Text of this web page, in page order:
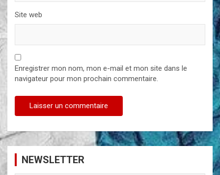
Site web
Enregistrer mon nom, mon e-mail et mon site dans le
navigateur pour mon prochain commentaire.
NEWSLETTER